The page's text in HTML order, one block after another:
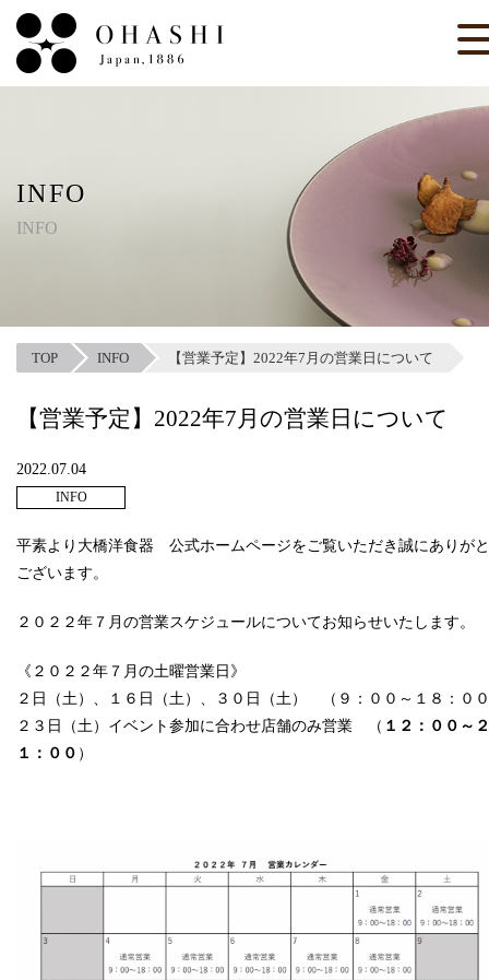
INFO
INFO
TOP INFO 【営業予定】2022年7月の営業日について
【営業予定】2022年7月の営業日について
2022.07.04
INFO
平素より大橋洋食器 公式ホームページをご覧いただき誠にありが
ございます。
２０２２年７月の営業スケジュールについてお知らせいたします。
《２０２２年７月の土曜営業日》
２日（土）、１６日（土）、３０日（土） （９：００～１８：０
２３日（土）イベント参加に合わせ店舗のみ営業 （ １２：００～２
１：００ ）